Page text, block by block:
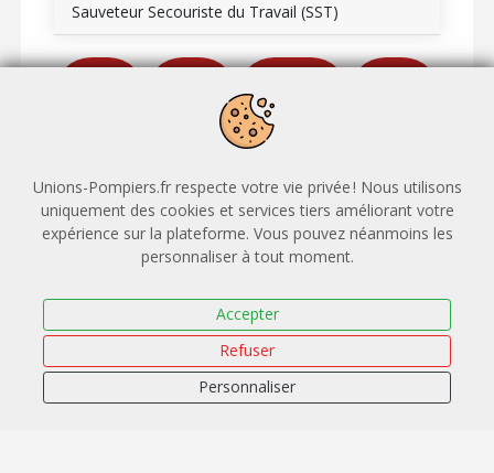
Sauveteur Secouriste du Travail (SST)
intérieur
+
Leaflet
Unions-Pompiers.fr respecte votre vie privée ! Nous utilisons
uniquement des cookies et services tiers améliorant votre
expérience sur la plateforme. Vous pouvez néanmoins les
personnaliser à tout moment.
Accepter
Refuser
Personnaliser